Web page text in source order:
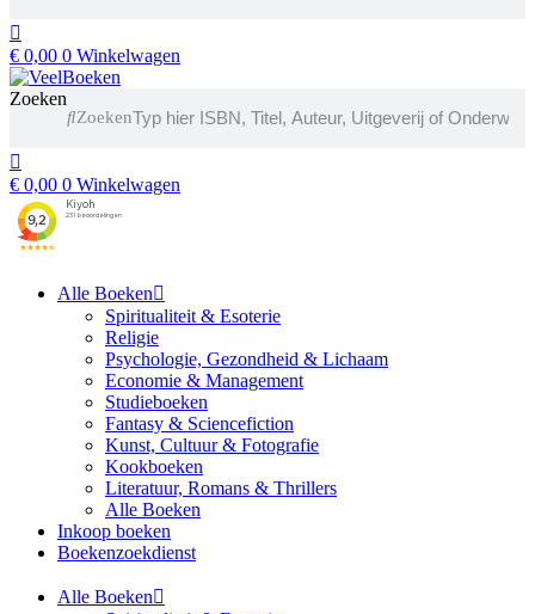
€ 0,00 0 Winkelwagen
Zoeken
Zoeken
€ 0,00 0 Winkelwagen
Alle Boeken
Spiritualiteit & Esoterie
Religie
Psychologie, Gezondheid & Lichaam
Economie & Management
Studieboeken
Fantasy & Sciencefiction
Kunst, Cultuur & Fotografie
Kookboeken
Literatuur, Romans & Thrillers
Alle Boeken
Inkoop boeken
Boekenzoekdienst
Alle Boeken